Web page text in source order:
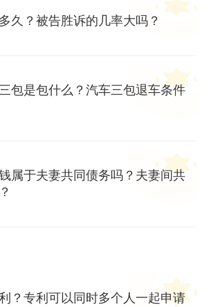
久？被告胜诉的几率大吗？
包是包什么？汽车三包退车条件
属于夫妻共同债务吗？夫妻间共
？专利可以同时多个人一起申请